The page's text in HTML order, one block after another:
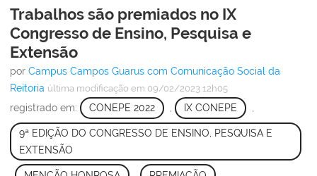
Trabalhos são premiados no IX
Congresso de Ensino, Pesquisa e
Extensão
por Campus Campos Guarus com Comunicação Social da
Reitoria última modificação em 09/02/2023 12h05
registrado em: CONEPE 2022 , IX CONEPE ,
9ª EDIÇÃO DO CONGRESSO DE ENSINO, PESQUISA E
EXTENSÃO